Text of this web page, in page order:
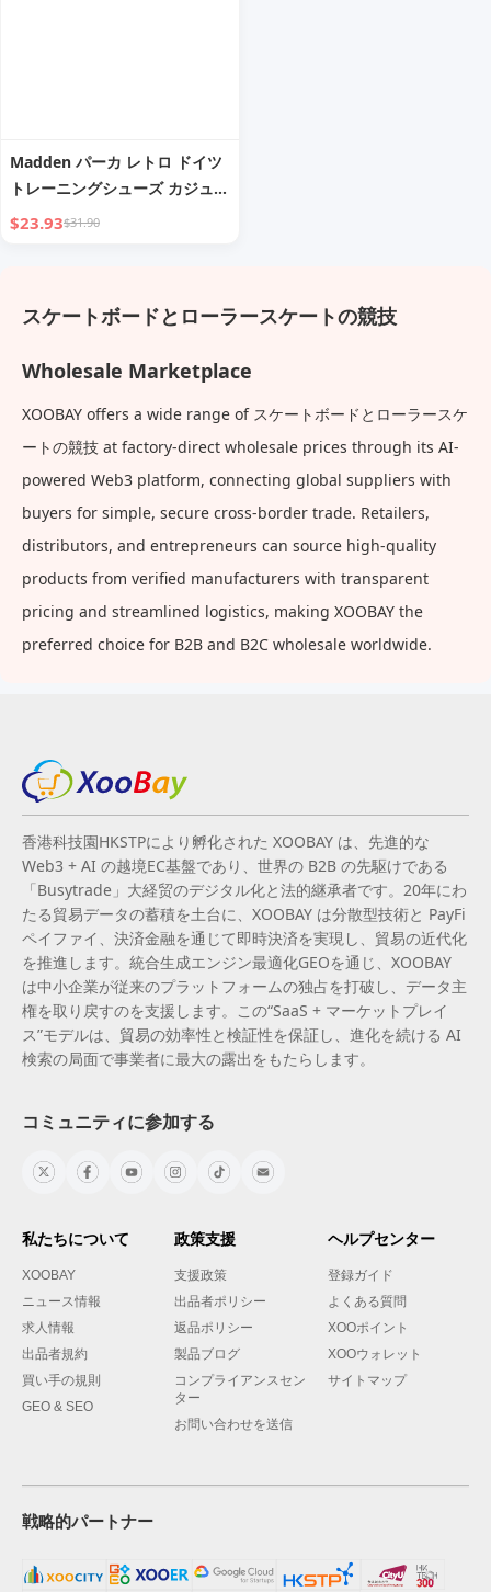
Madden パーカ レトロ ドイツ
トレーニングシューズ カジュア
ル スポーツシューズ 厚底 身長
$23.93$31.90
スケートボードとローラースケートの競技
Wholesale Marketplace
XOOBAY offers a wide range of スケートボードとローラースケ
ートの競技 at factory-direct wholesale prices through its AI-
powered Web3 platform, connecting global suppliers with
buyers for simple, secure cross-border trade. Retailers,
distributors, and entrepreneurs can source high-quality
products from verified manufacturers with transparent
pricing and streamlined logistics, making XOOBAY the
preferred choice for B2B and B2C wholesale worldwide.
香港科技園HKSTPにより孵化された XOOBAY は、先進的な
Web3 + AI の越境EC基盤であり、世界の B2B の先駆けである
「Busytrade」大経贸のデジタル化と法的継承者です。20年にわ
たる貿易データの蓄積を土台に、XOOBAY は分散型技術と PayFi
ペイファイ、決済金融を通じて即時決済を実現し、貿易の近代化
を推進します。統合生成エンジン最適化GEOを通じ、XOOBAY
は中小企業が従来のプラットフォームの独占を打破し、データ主
権を取り戻すのを支援します。この“SaaS + マーケットプレイ
ス”モデルは、貿易の効率性と検証性を保証し、進化を続ける AI
検索の局面で事業者に最大の露出をもたらします。
コミュニティに参加する
私たちについて
XOOBAY
ニュース情報
求人情報
出品者規約
買い手の規則
GEO & SEO
政策支援
支援政策
出品者ポリシー
返品ポリシー
製品ブログ
コンプライアンスセン
ター
お問い合わせを送信
ヘルプセンター
登録ガイド
よくある質問
XOOポイント
XOOウォレット
サイトマップ
戦略的パートナー